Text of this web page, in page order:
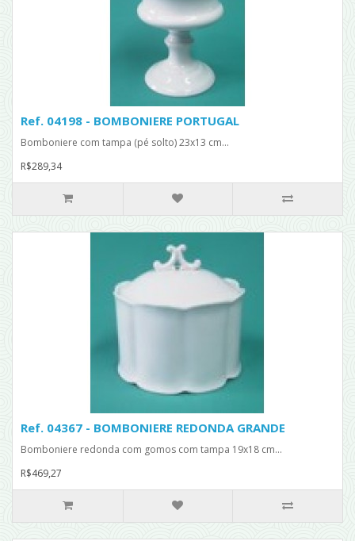
Ref. 04198 - BOMBONIERE PORTUGAL
Bomboniere com tampa (pé solto) 23x13 cm...
R$289,34
Ref. 04367 - BOMBONIERE REDONDA GRANDE
Bomboniere redonda com gomos com tampa 19x18 cm...
R$469,27